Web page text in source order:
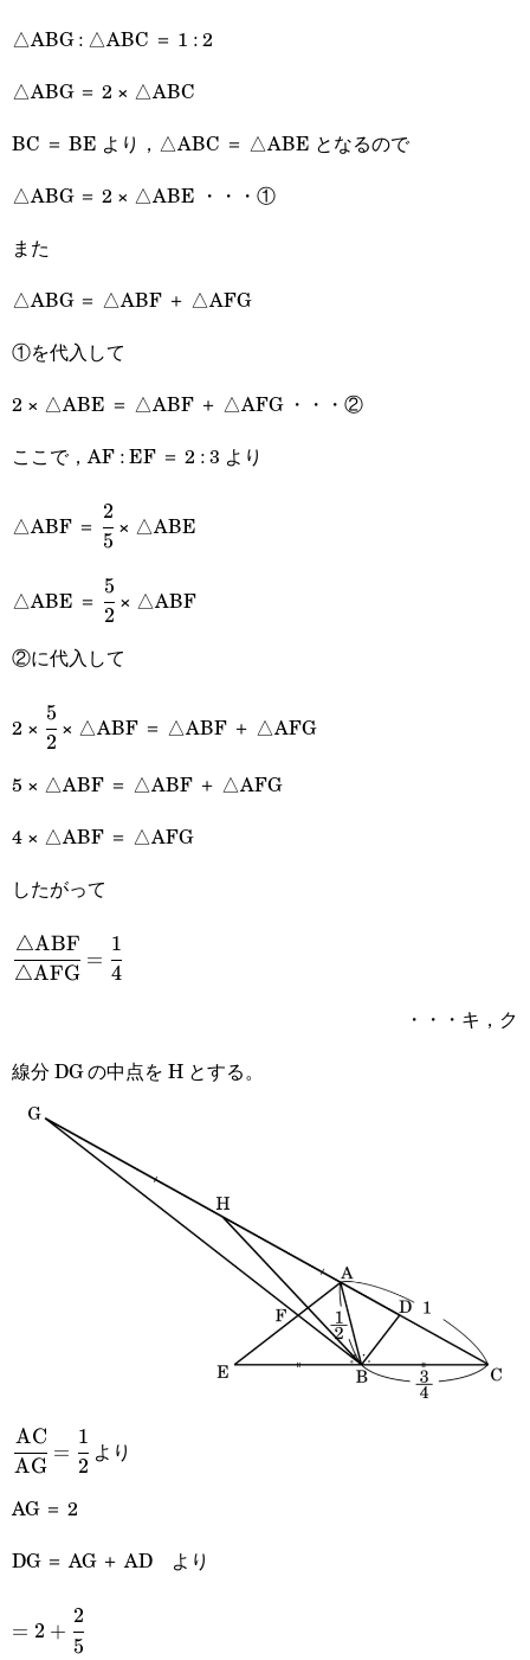
積}}
△ABG : △ABC ＝ 1 : 2
△ABG ＝ 2 × △ABC
BC ＝ BE より，△ABC ＝ △ABE となるので
△ABG ＝ 2 × △ABE ・・・①
また
△ABG ＝ △ABF ＋ △AFG
①を代入して
2 × △ABE ＝ △ABF ＋ △AFG ・・・②
ここで，AF : EF ＝ 2 : 3 より
△ABF ＝ \cfrac{2}
{5}
5
2
× △ABE
△ABE ＝ \cfrac{5}
{2}
2
5
× △ABF
②に代入して
2 × \cfrac{5}
{2}
2
5
× △ABF ＝ △ABF ＋ △AFG
5 × △ABF ＝ △ABF ＋ △AFG
4 × △ABF ＝ △AFG
したがって
\cfrac{\triangle\text{ABF}}
{\triangle\text{AFG}}=\cfrac{1}
△AFG
△ABF
=
4
1
・・・キ，ク
線分 DG の中点を H とする。
\cfrac{\text{AC}}
{\text{AG}}=\cfrac{1}
{2}
AG
AC
=
2
1
より
AG ＝ 2
DG ＝ AG ＋ AD より
=2+\cfrac{2}
= 2 +
5
2